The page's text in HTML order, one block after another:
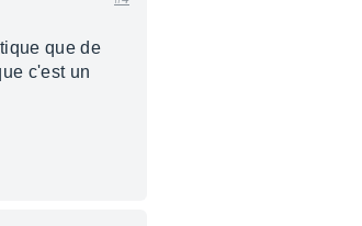
que de
c'est un